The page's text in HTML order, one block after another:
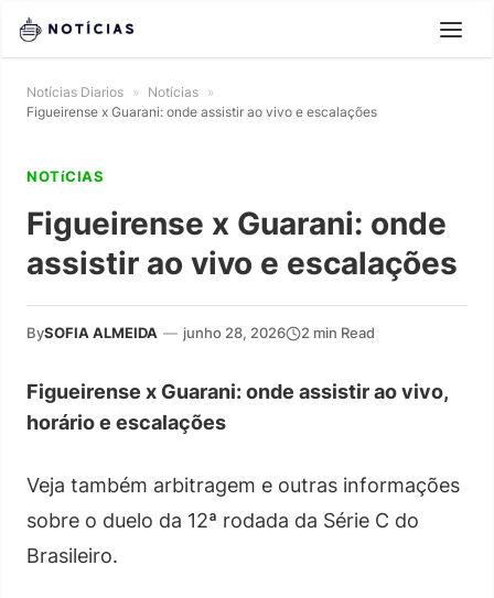
Notícias Diarios » Notícias »
Figueirense x Guarani: onde assistir ao vivo e escalações
NOTíCIAS
Figueirense x Guarani: onde
assistir ao vivo e escalações
BySOFIA ALMEIDA — junho 28, 2026 2 min Read
Figueirense x Guarani: onde assistir ao vivo,
horário e escalações
Veja também arbitragem e outras informações
sobre o duelo da 12ª rodada da Série C do
Brasileiro.